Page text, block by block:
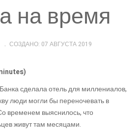
на время
СОЗДАНО: 07 АВГУСТА 2019
сделала отель для миллениалов,
люди могли бы переночевать в
временем выяснилось, что
живут там месяцами.